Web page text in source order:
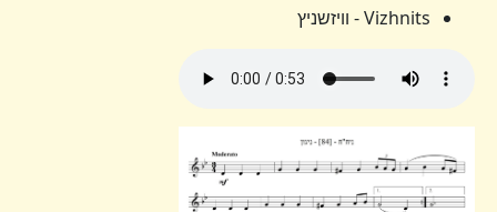
Vizhnits - וויזשניץ